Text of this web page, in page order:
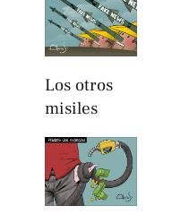
Los otros
misiles